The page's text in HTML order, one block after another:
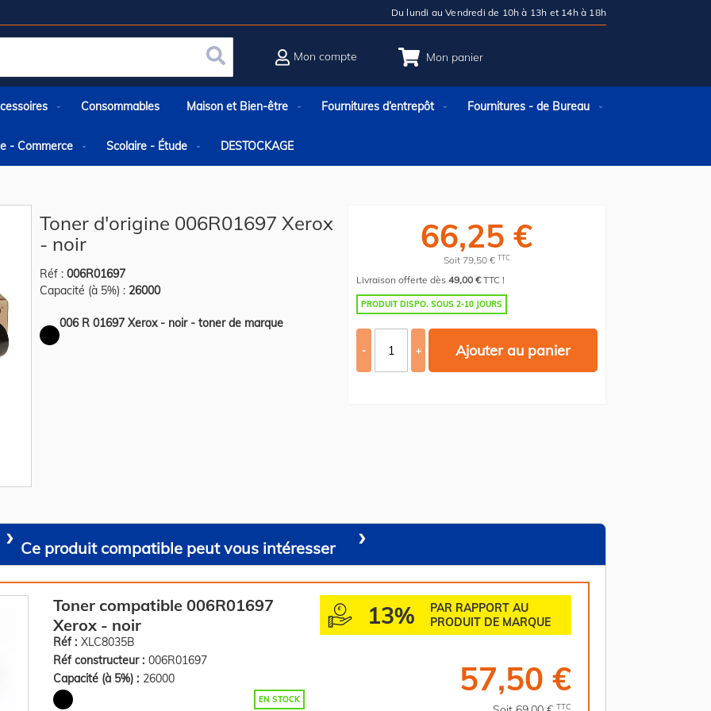
Du lundi au Vendredi de 10h à 13h et 14h à 18h
Mon panier
Rechercher
Mon compte
Consommables Maison et Bien-être Fournitures d’entrepôt Fournitures - de Bureau
- Commerce Scolaire - Étude DESTOCKAGE
Toner d'origine 006R01697 Xerox
- noir
Réf : 006R01697
Capacité (à 5%) : 26000
006 R 01697 Xerox - noir - toner de marque
66,25 €
Soit 79,50 € TTC
Livraison offerte dès49,00 €TTC !
PRODUIT DISPO. SOUS 2-10 JOURS
- + Ajouter au panier
Ce produit compatible peut vous intéresser
Toner compatible 006R01697
Xerox - noir
Réf : XLC8035B
Réf constructeur : 006R01697
Capacité (à 5%) : 26000
EN STOCK
13%
PAR RAPPORT AU
PRODUIT DE MARQUE
57,50 €
TTC